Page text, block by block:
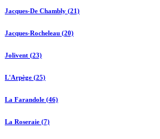
Jacques-De Chambly (21)
Jacques-Rocheleau (20)
Jolivent (23)
L'Arpège (25)
La Farandole (46)
La Roseraie (7)